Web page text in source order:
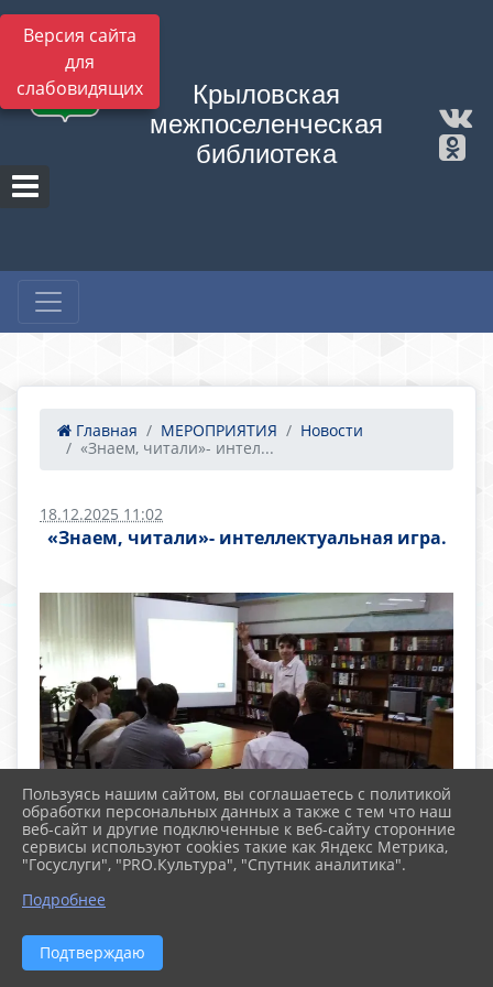
Версия сайта
для
слабовидящих
Крыловская
межпоселенческая
библиотека
Главная МЕРОПРИЯТИЯ
Новости
«Знаем, читали»- интел...
18.12.2025 11:02
«Знаем, читали»- интеллектуальная игра.
Пользуясь нашим сайтом, вы соглашаетесь с политикой
обработки персональных данных а также с тем что наш
веб-сайт и другие подключенные к веб-сайту сторонние
сервисы используют cookies такие как Яндекс Метрика,
"Госуслуги", "PRO.Культура", "Спутник аналитика".
Подробнее
Подтверждаю